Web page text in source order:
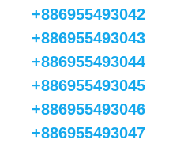
+886955493042
+886955493043
+886955493044
+886955493045
+886955493046
+886955493047